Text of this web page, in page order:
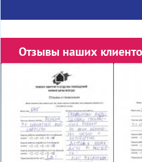
Отзывы наших